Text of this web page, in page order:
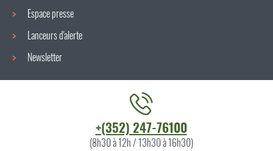
Espace presse
Lanceurs d'alerte
Newsletter
+(352) 247-76100
(8h30 à 12h / 13h30 à 16h30)